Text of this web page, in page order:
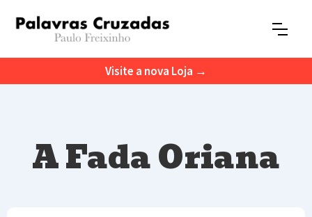
Visite a nova Loja →
A Fada Oriana